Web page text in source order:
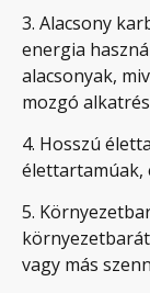
3. Alacsony
energia
alacsonyak,
mozgó
4. Hosszú
élettartamúak,
5.
vagy más